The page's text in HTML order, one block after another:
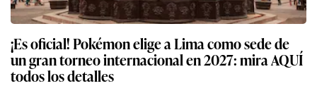
¡Es oficial! Pokémon elige a Lima como sede de
un gran torneo internacional en 2027: mira AQUÍ
todos los detalles